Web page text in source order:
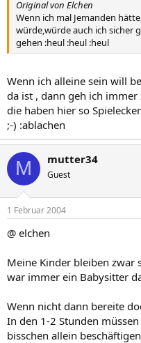
Original von Elchen
Wenn ich mal Jemanden
würde,würde auch ich sicher
gehen :heul :heul :heul
Wenn ich alleine sein will
da ist , dann geh ich
die haben hier so
;-) :ablachen
M mutter34
Guest
1 Februar 2004
@ elchen
Meine Kinder bleiben zwar
war immer ein Babysitter
Wenn nicht dann bereite
In den 1-2 Stunden
bisschen allein